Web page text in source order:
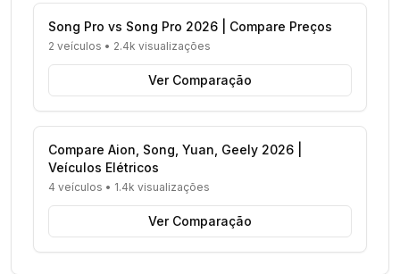
Song Pro vs Song Pro 2026 | Compare Preços
2 veículos • 2.4k visualizações
Ver Comparação
Compare Aion, Song, Yuan, Geely 2026 |
Veículos Elétricos
4 veículos • 1.4k visualizações
Ver Comparação